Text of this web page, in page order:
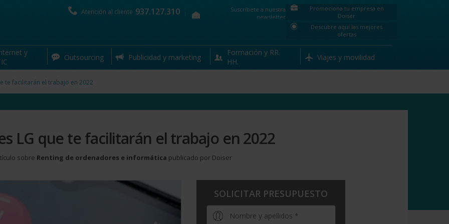
Atención al cliente 937.127.310
Suscríbete a nuestra
newsletter
Promociona tu empresa en
Doiser
Descubre aquí las mejores
ofertas
y
Outsourcing Publicidad y marketing
Formación y RR.
HH.
Viajes y movilidad
te facilitarán el trabajo en 2022
relacionado con la sección de Renting de ordenadores e informática
LG que te facilitarán el trabajo en 2022
sobre Renting de ordenadores e informática publicado por Doiser
SOLICITAR PRESUPUESTO